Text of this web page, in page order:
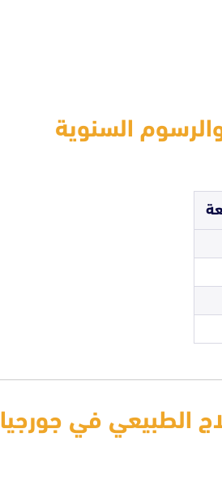
السنوية
الطبيعي في جورجيا